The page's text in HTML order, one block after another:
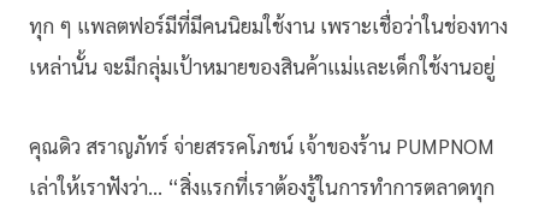
ทุก ๆ แพลตฟอร์มีที่มีคนนิยมใช้งาน เพราะเชื่อว่าในช่องทาง
เหล่านั้น จะมีกลุ่มเป้าหมายของสินค้าแม่และเด็กใช้งานอยู่
คุณดิว สราญภัทร์ จ่ายสรรคโภชน์ เจ้าของร้าน PUMPNOM
เล่าให้เราฟังว่า… “สิ่งแรกที่เราต้องรู้ในการทำการตลาดทุก